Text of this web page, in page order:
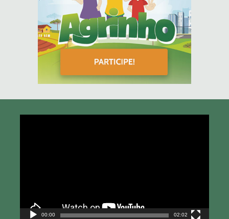
00:00 02:02